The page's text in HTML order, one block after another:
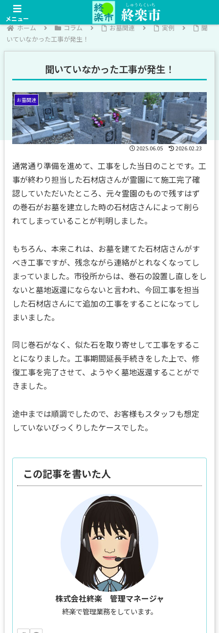
ホーム コラム お墓関連 実例
聞
いていなかった工事が発生！
聞いていなかった工事が発生！
お墓関連
2025.06.05 2026.02.23
通常通り準備を進めて、工事をした当日のことです。工
事が終わり担当した石材店さんが霊園にて施工完了確
認していただいたところ、元々霊園のもので残すはず
の巻石がお墓を建立した時の石材店さんによって削ら
れてしまっていることが判明しました。
もちろん、本来これは、お墓を建てた石材店さんがす
べき工事ですが、残念ながら連絡がとれなくなってし
まっていました。市役所からは、巻石の設置し直しをし
ないと墓地返還にならないと言われ、今回工事を担当
した石材店さんにて追加の工事をすることになってし
まいました。
同じ巻石がなく、似た石を取り寄せして工事をするこ
とになりました。工事期間延長手続きをした上で、修
復工事を完了させて、ようやく墓地返還することがで
きました。
途中までは順調でしたので、お客様もスタッフも想定
していないびっくりしたケースでした。
この記事を書いた人
株式会社終楽 管理マネージャ
終楽で管理業務をしています。
メニュー